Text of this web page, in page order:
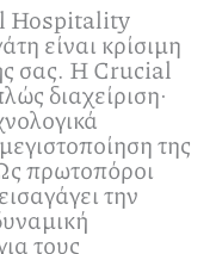
Hospitality
είναι κρίσιμη
σας. Η Crucial
διαχείριση·
της
πρωτοπόροι
την
τους